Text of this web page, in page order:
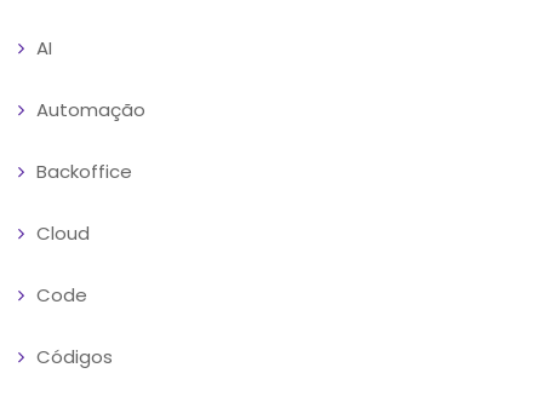
AI
Automação
Backoffice
Cloud
Code
Códigos